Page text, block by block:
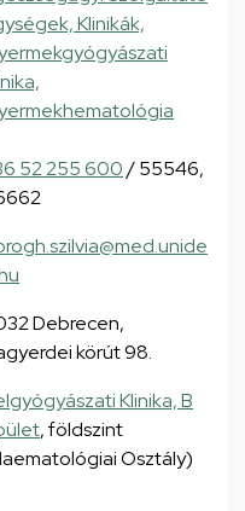
Klinikák,
52 255 600/ 55546,
Debrecen,
körút 98.
Klinika, B
, földszint
Osztály)